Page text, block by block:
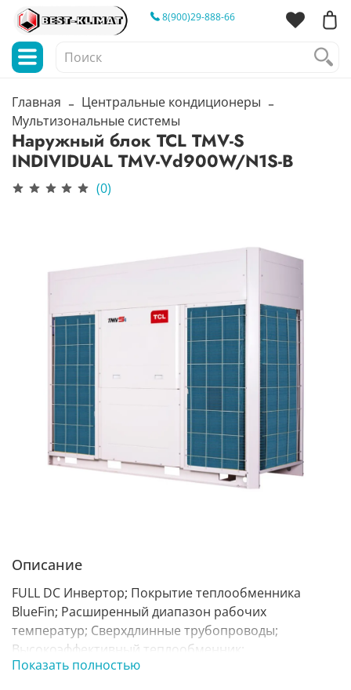
8(900)29-888-66
Главная
Центральные кондиционеры
Мультизональные системы
Наружный блок TCL TMV-S
INDIVIDUAL TMV-Vd900W/N1S-B
(0)
Описание
FULL DC Инвертор; Покрытие теплообменника
BlueFin; Расширенный диапазон рабочих
температур; Сверхдлинные трубопроводы;
Высокоэффективный теплообменник;
Прогрессивная система передачи данных (CAN);
Показать полностью